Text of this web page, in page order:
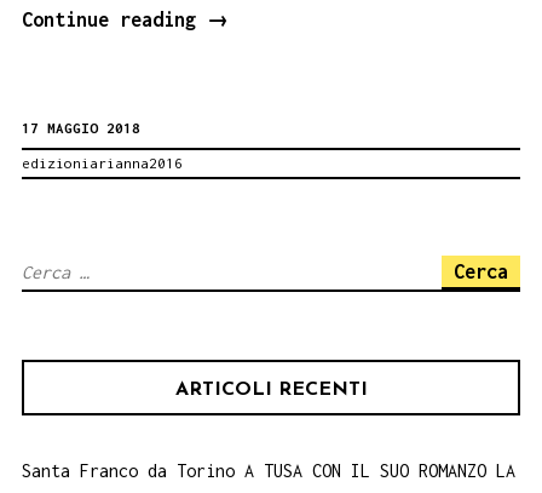
Continue reading
GERACI
-20
MAGGIO
PATRIMONIO
→
17 MAGGIO 2018
edizioniarianna2016
Ricerca
ARTICOLI RECENTI
Santa Franco da Torino A TUSA CON IL SUO ROMANZO LA